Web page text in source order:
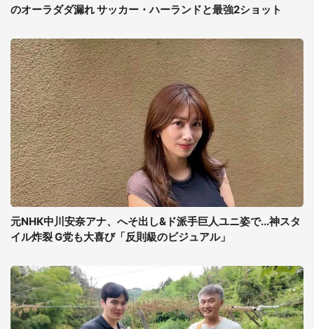
のオーラダダ漏れ サッカー・ハーランドと最強2ショット
元NHK中川安奈アナ、へそ出し&ド派手巨人ユニ姿で...神スタ
イル炸裂 G党も大喜び「反則級のビジュアル」